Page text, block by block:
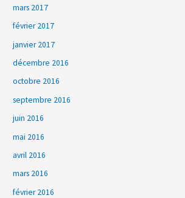
mars 2017
février 2017
janvier 2017
décembre 2016
octobre 2016
septembre 2016
juin 2016
mai 2016
avril 2016
mars 2016
février 2016